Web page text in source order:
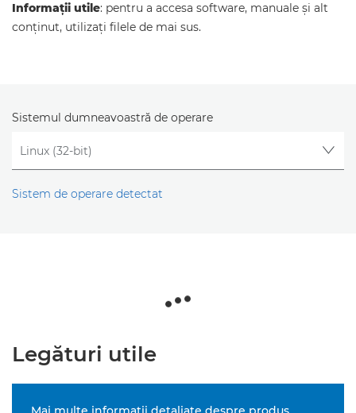
Informaţii utile: pentru a accesa software, manuale şi alt
conţinut, utilizaţi filele de mai sus.
Sistemul dumneavoastră de operare
Sistem de operare detectat
Legături utile